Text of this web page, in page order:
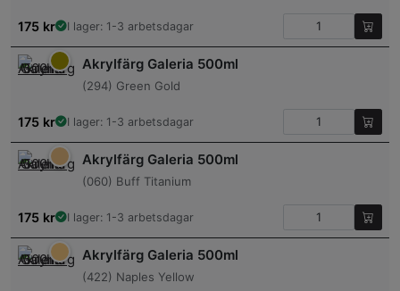
175 kr I lager: 1-3 arbetsdagar
Akrylfärg Galeria 500ml
(294) Green Gold
175 kr I lager: 1-3 arbetsdagar
Akrylfärg Galeria 500ml
(060) Buff Titanium
175 kr I lager: 1-3 arbetsdagar
Akrylfärg Galeria 500ml
(422) Naples Yellow